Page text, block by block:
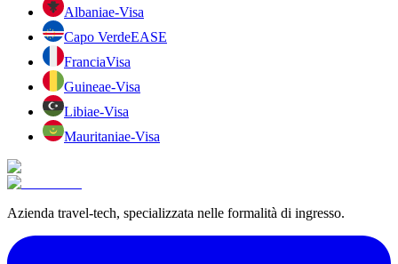
Albaniae-Visa
Capo VerdeEASE
FranciaVisa
Guineae-Visa
Libiae-Visa
Mauritaniae-Visa
Azienda travel-tech, specializzata nelle formalità di ingresso.